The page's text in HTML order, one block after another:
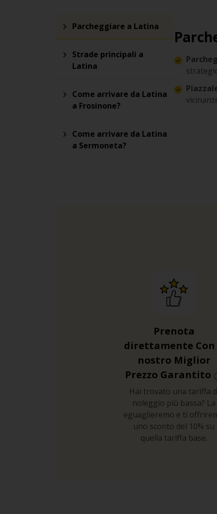
Parcheggiare a Latina
Strade principali a
Latina
Come arrivare da Latina
a Frosinone?
Come arrivare da Latina
a Sermoneta?
Prenota
direttamente
nostro Miglior
Prezzo Garantito
Hai trovato una tariffa
noleggio più bassa? La
eguaglieremo e ti
uno sconto del 10% su
quella tariffa base.